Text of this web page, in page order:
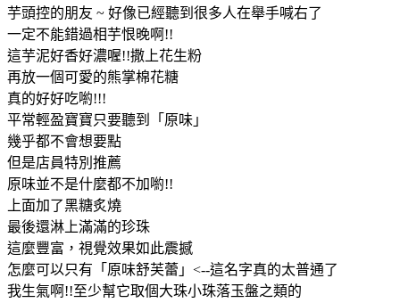
芋頭控的朋友 ~ 好像已經聽到很多人在舉手喊右了
一定不能錯過相芋恨晚啊!!
這芋泥好香好濃喔!!撒上花生粉
再放一個可愛的熊掌棉花糖
真的好好吃喲!!!
平常輕盈寶寶只要聽到「原味」
幾乎都不會想要點
但是店員特別推薦
原味並不是什麼都不加喲!!
上面加了黑糖炙燒
最後還淋上滿滿的珍珠
這麼豐富，視覺效果如此震撼
怎麼可以只有「原味舒芙蕾」<--這名字真的太普通了
我生氣啊!!至少幫它取個大珠小珠落玉盤之類的